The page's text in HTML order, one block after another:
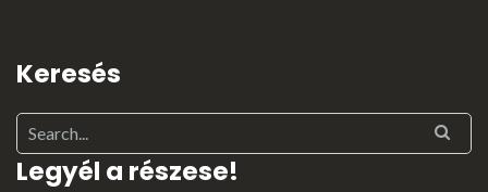
Keresés
Legyél a részese!